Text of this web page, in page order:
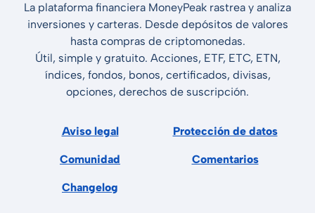
La plataforma financiera MoneyPeak rastrea y analiza
inversiones y carteras. Desde depósitos de valores
hasta compras de criptomonedas.
Útil, simple y gratuito. Acciones, ETF, ETC, ETN,
índices, fondos, bonos, certificados, divisas,
opciones, derechos de suscripción.
Aviso legal Protección de datos
Comunidad Comentarios
Changelog